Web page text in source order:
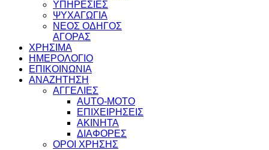
ΥΠΗΡΕΣΙΕΣ
ΨΥΧΑΓΩΓΙΑ
ΝΕΟΣ ΟΔΗΓΟΣ
ΑΓΟΡΑΣ
ΧΡΗΣΙΜΑ
ΗΜΕΡΟΛΟΓΙΟ
ΕΠΙΚΟΙΝΩΝΙΑ
ΑΝΑΖΗΤΗΣΗ
ΑΓΓΕΛΙΕΣ
AUTO-MOTO
ΕΠΙΧΕΙΡΗΣΕΙΣ
ΑΚΙΝΗΤΑ
ΔΙΑΦΟΡΕΣ
ΟΡΟΙ ΧΡΗΣΗΣ